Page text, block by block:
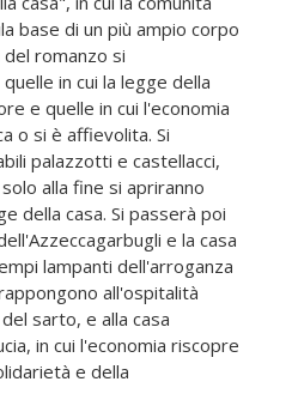
base di un più ampio corpo
romanzo si
in cui la legge della
e quelle in cui l'economia
o si è affievolita. Si
palazzotti e castellacci,
alla fine si apriranno
della casa. Si passerà poi
e la casa
lampanti dell'arroganza
all'ospitalità
sarto, e alla casa
in cui l'economia riscopre
e della